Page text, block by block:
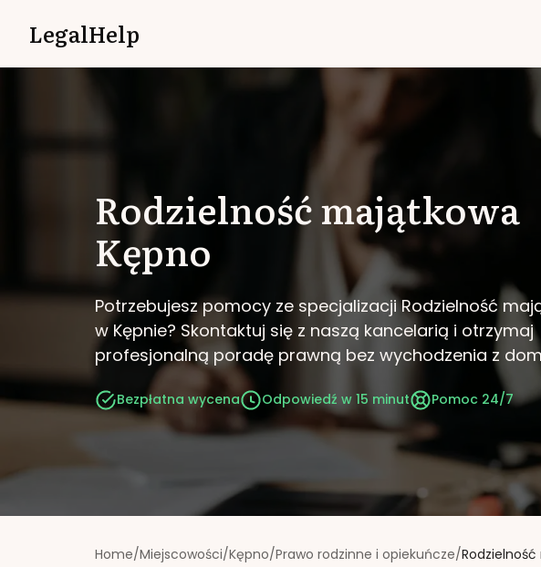
LegalHelp
Rodzielność majątkowa
Kępno
Potrzebujesz pomocy ze specjalizacji Rodzielność
w Kępnie? Skontaktuj się z naszą kancelarią i otrzymaj
profesjonalną poradę prawną bez wychodzenia z
Bezpłatna wycena Odpowiedź w 15 minut Pomoc 24/7
Home/Miejscowości/Kępno/Prawo rodzinne i opiekuńcze/